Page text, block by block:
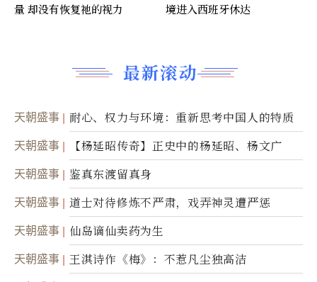
最新滚动
天朝盛事 耐心、权力与环境：重新思考中国人的特质
天朝盛事 【杨延昭传奇】正史中的杨延昭、杨文广
天朝盛事 鉴真东渡留真身
天朝盛事 道士对待修炼不严肃，戏弄神灵遭严惩
天朝盛事 仙岛谪仙卖药为生
天朝盛事 王淇诗作《梅》：不惹凡尘独高洁
量 却没有恢复祂的视力
境进入西班牙休达